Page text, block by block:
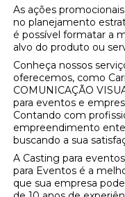
As ações
no planejamento
é possível formatar a
alvo do produto ou
Conheça nossos
oferecemos, como
COMUNICAÇÃO
para eventos e
Contando com
empreendimento
buscando a sua
A Casting para
para Eventos é a
que sua empresa